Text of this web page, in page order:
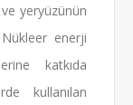
yeryüzünün
enerji
katkıda
kullanılan